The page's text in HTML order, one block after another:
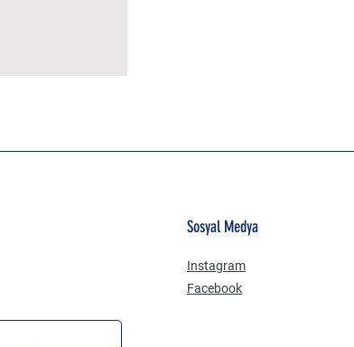
Sosyal Medya
Instagram
Facebook